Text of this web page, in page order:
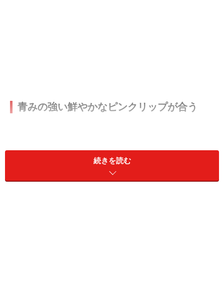
青みの強い鮮やかなピンクリップが合う
ブルベ冬タイプは、青みの強いはっきりとしたマゼンタが似
続きを読む